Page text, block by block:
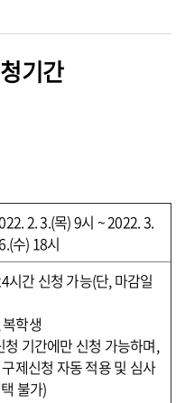
기간
2. 3.(목) 9시 ~ 2022. 3.
수) 18시
시간 신청 가능(단, 마감일
학생
기간에만 신청 가능하며,
제신청 자동 적용 및 심사
불가)